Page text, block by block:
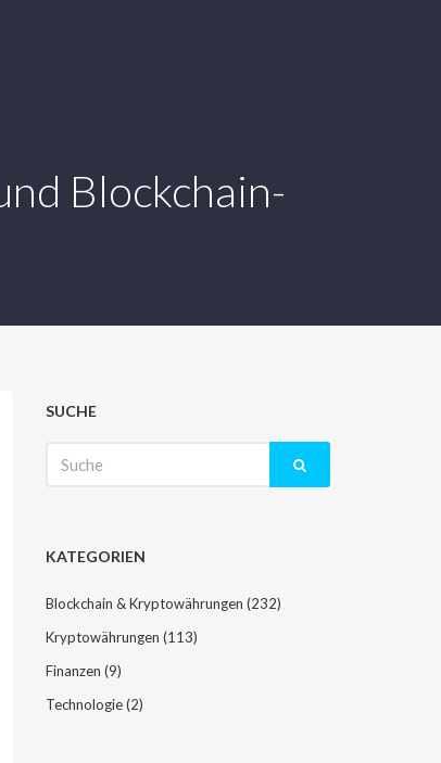
Blockchain-
SUCHE
nach:
KATEGORIEN
Blockchain & Kryptowährungen (232)
Kryptowährungen (113)
Finanzen (9)
Technologie(2)